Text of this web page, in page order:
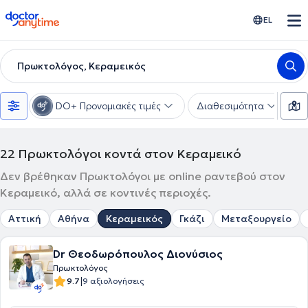
doctoranytime EL
Πρωκτολόγος, Κεραμεικός
DO+ Προνομιακές τιμές Διαθεσιμότητα
22 Πρωκτολόγοι κοντά στον Κεραμεικό
Δεν βρέθηκαν Πρωκτολόγοι με online ραντεβού στον
Κεραμεικό, αλλά σε κοντινές περιοχές.
Αττική Αθήνα Κεραμεικός Γκάζι Μεταξουργείο
Dr Θεοδωρόπουλος Διονύσιος
Πρωκτολόγος
9.7|9 αξιολογήσεις